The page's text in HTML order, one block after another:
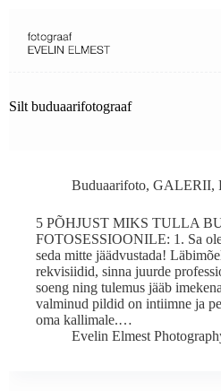
content
Silt buduaarifotograaf
Buduaarifoto, GALERII,
5 PÕHJUST MIKS TULLA
FOTOSESSIOONILE: 1. Sa
seda mitte jäädvustada!
rekvisiidid, sinna juurde
soeng ning tulemus jääb
valminud pildid on intiimne ja
oma kallimale.…
Evelin Elmest